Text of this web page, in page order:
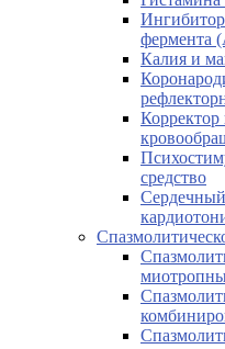
фермента
Калия и
средство
Сердечный